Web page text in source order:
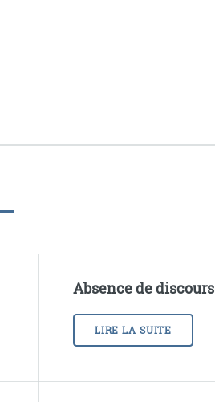
Absence de discours
LIRE LA SUITE